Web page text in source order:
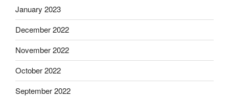
January 2023
December 2022
November 2022
October 2022
September 2022